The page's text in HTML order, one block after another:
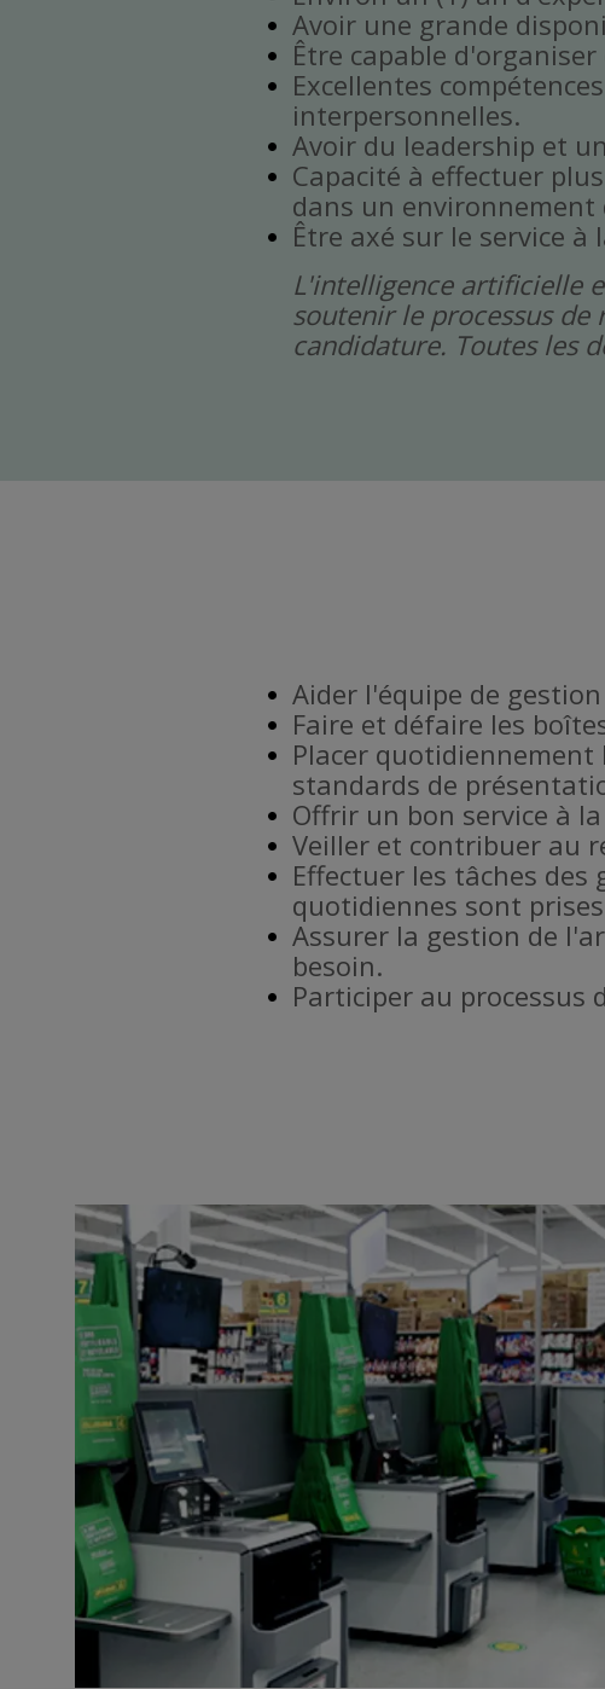
Avoir une grande
Être capable
Excellentes
interpersonnelles.
Avoir du leadership et
Capacité à effectuer
dans un
Être axé sur le service à
L'intelligence artificielle
soutenir le processus
candidature. Toutes les
Aider l'équipe de
Faire et défaire les
Placer
standards de
Offrir un bon service à
Veiller et contribuer au
Effectuer les tâches des
quotidiennes sont
Assurer la gestion de
besoin.
Participer au processus